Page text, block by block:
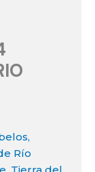
Río
Tierra del